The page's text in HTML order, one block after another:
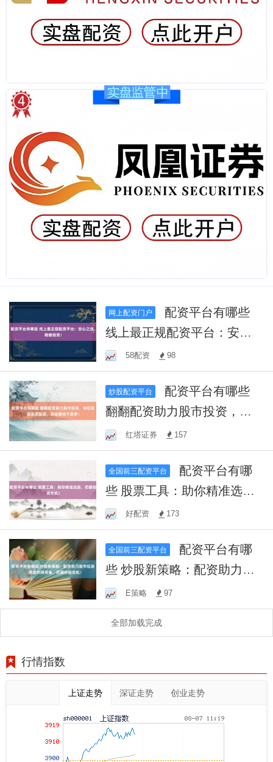
网上配资门户
线上最正规配资平台：安心
之选，稳健投资！
58配资 98
炒股配资平台
翻翻配资助力股市投资，轻
松实现股票配资，资金翻倍
不是梦！
红塔证券 157
全国前三配资平台
些 股票工具：助你精准选
股，把握投资先机！
好配资 173
全国前三配资平台
些 炒股新策略：配资助力股
市征战，高效利用资金，把
握炒股先机！
E策略 97
全部加载完成
行情指数
上证走势 深证走势 创业走势